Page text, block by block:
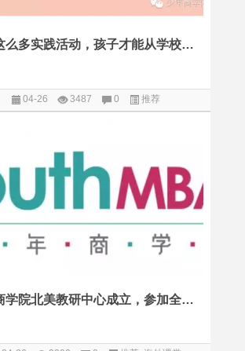
参加这么多实践活动，孩子才能从学校毕业：一位美国华人妈妈的感触
04-26 3487 0 推荐
少年商学院北美教研中心成立，参加全球GSV教育科技峰会